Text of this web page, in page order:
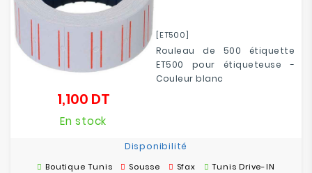
Réseau
&
Sécurité
Mobilités
[ET500]
Rouleau de 500 étiquette
ET500 pour étiqueteuse -
Couleur blanc
1,100 DTPrix
En stock
Disponibilité
Boutique Tunis Sousse Sfax Tunis Drive-IN